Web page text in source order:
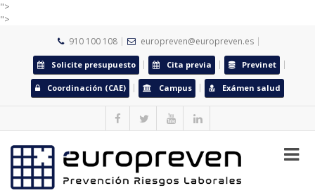
">
">
910 100 108 europreven@europreven.es
Solicite presupuesto Cita previa Previnet
Coordinación (CAE) Campus Exámen salud